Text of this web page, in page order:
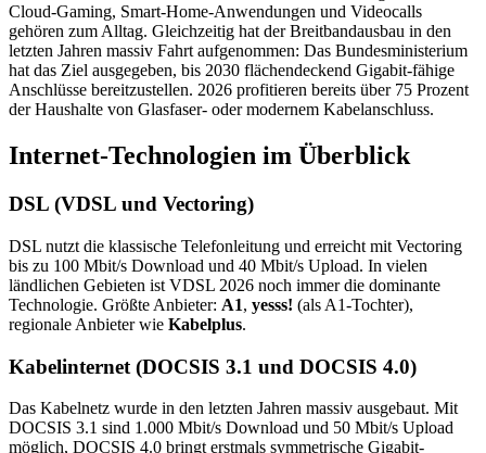
Cloud-Gaming, Smart-Home-Anwendungen und Videocalls
gehören zum Alltag. Gleichzeitig hat der Breitbandausbau in den
letzten Jahren massiv Fahrt aufgenommen: Das Bundesministerium
hat das Ziel ausgegeben, bis 2030 flächendeckend Gigabit-fähige
Anschlüsse bereitzustellen. 2026 profitieren bereits über 75 Prozent
der Haushalte von Glasfaser- oder modernem Kabelanschluss.
Internet-Technologien im Überblick
DSL (VDSL und Vectoring)
DSL nutzt die klassische Telefonleitung und erreicht mit Vectoring
bis zu 100 Mbit/s Download und 40 Mbit/s Upload. In vielen
ländlichen Gebieten ist VDSL 2026 noch immer die dominante
Technologie. Größte Anbieter: A1, yesss! (als A1-Tochter),
regionale Anbieter wie Kabelplus.
Kabelinternet (DOCSIS 3.1 und DOCSIS 4.0)
Das Kabelnetz wurde in den letzten Jahren massiv ausgebaut. Mit
DOCSIS 3.1 sind 1.000 Mbit/s Download und 50 Mbit/s Upload
möglich, DOCSIS 4.0 bringt erstmals symmetrische Gigabit-